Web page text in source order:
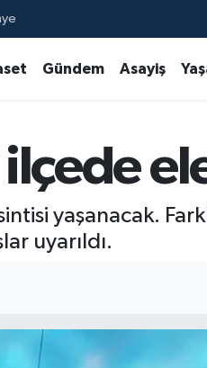
Gündem Asayiş
yaşanacak.
uyarıldı.